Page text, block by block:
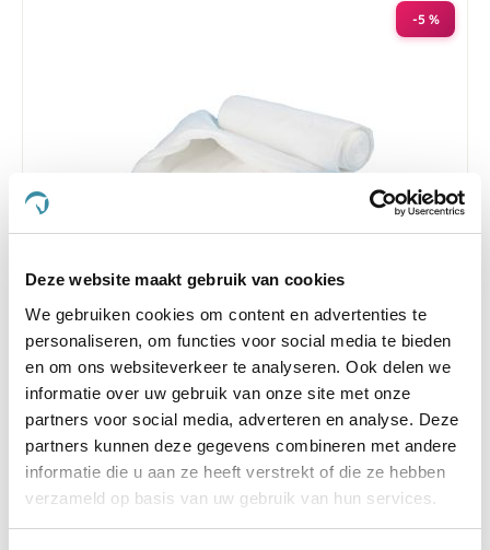
Deze website maakt gebruik van cookies
We gebruiken cookies om content en advertenties te
personaliseren, om functies voor social media te bieden
en om ons websiteverkeer te analyseren. Ook delen we
informatie over uw gebruik van onze site met onze
partners voor social media, adverteren en analyse. Deze
partners kunnen deze gegevens combineren met andere
informatie die u aan ze heeft verstrekt of die ze hebben
verzameld op basis van uw gebruik van hun services.
-5 %
5.0
star
rating
2 Beoordelingen
Gamgee
Nog maar 1 beschikbaar
€ 20,75 € 19,71